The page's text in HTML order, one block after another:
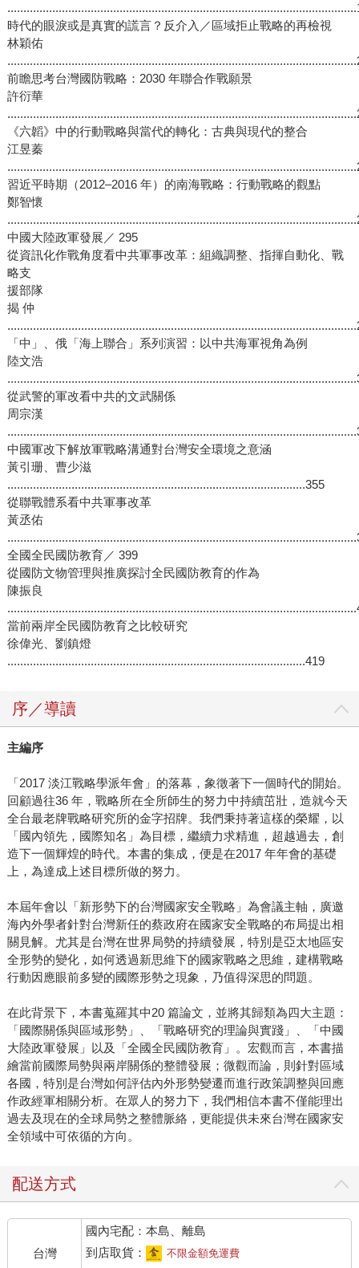
時代的眼淚或是真實的謊言？反介入／區域拒止戰略的再檢視
林穎佑
前瞻思考台灣國防戰略：2030 年聯合作戰願景
許衍華
《六韜》中的行動戰略與當代的轉化：古典與現代的整合
江昱蓁
習近平時期（2012–2016 年）的南海戰略：行動戰略的觀點
鄭智懷
中國大陸政軍發展／ 295
從資訊化作戰角度看中共軍事改革：組織調整、指揮自動化、戰
略支
援部隊
揭 仲
「中」、俄「海上聯合」系列演習：以中共海軍視角為例
陸文浩
從武警的軍改看中共的文武關係
周宗漢
中國軍改下解放軍戰略溝通對台灣安全環境之意涵
黃引珊、曹少滋
.............................................................................................355
從聯戰體系看中共軍事改革
黃丞佑
全國全民國防教育／ 399
從國防文物管理與推廣探討全民國防教育的作為
陳振良
當前兩岸全民國防教育之比較研究
徐偉光、劉鎮燈
.............................................................................................419
序／導讀
主編序
「2017 淡江戰略學派年會」的落幕，象徵著下一個時代的開始。
回顧過往36 年，戰略所在全所師生的努力中持續茁壯，造就今天
全台最老牌戰略研究所的金字招牌。我們秉持著這樣的榮耀，以
「國內領先，國際知名」為目標，繼續力求精進，超越過去，創
造下一個輝煌的時代。本書的集成，便是在2017 年年會的基礎
上，為達成上述目標所做的努力。
本屆年會以「新形勢下的台灣國家安全戰略」為會議主軸，廣邀
海內外學者針對台灣新任的蔡政府在國家安全戰略的布局提出相
關見解。尤其是台灣在世界局勢的持續發展，特別是亞太地區安
全形勢的變化，如何透過新思維下的國家戰略之思維，建構戰略
行動因應眼前多變的國際形勢之現象，乃值得深思的問題。
在此背景下，本書蒐羅其中20 篇論文，並將其歸類為四大主題：
「國際關係與區域形勢」、「戰略研究的理論與實踐」、「中國
大陸政軍發展」以及「全國全民國防教育」。宏觀而言，本書描
繪當前國際局勢與兩岸關係的整體發展；微觀而論，則針對區域
各國，特別是台灣如何評估內外形勢變遷而進行政策調整與回應
作政經軍相關分析。在眾人的努力下，我們相信本書不僅能理出
過去及現在的全球局勢之整體脈絡，更能提供未來台灣在國家安
全領域中可依循的方向。
配送方式
台灣
國內宅配：本島、離島
到店取貨：
不限金額免運費